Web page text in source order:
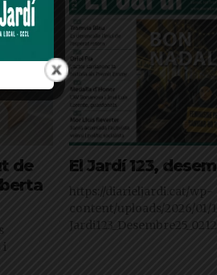
de
i
El Jardí 123,
https://diarieljardi.cat/wp-
content/uploads/2026/01/